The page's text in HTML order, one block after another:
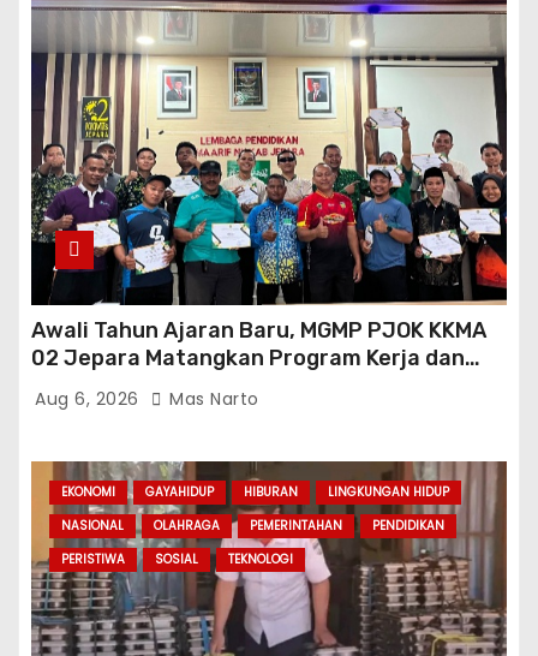
Awali Tahun Ajaran Baru, MGMP PJOK KKMA
02 Jepara Matangkan Program Kerja dan
Asesmen Gasal
Aug 6, 2026 Mas Narto
EKONOMI GAYAHIDUP HIBURAN
LINGKUNGAN HIDUP
NASIONAL
OLAHRAGA PEMERINTAHAN
PENDIDIKAN
PERISTIWA
SOSIAL TEKNOLOGI